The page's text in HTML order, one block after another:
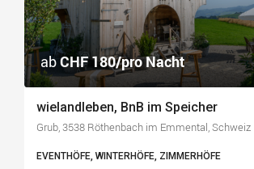
abCHF 180/pro Nacht
wielandleben, BnB im Speicher
Grub, 3538 Röthenbach im Emmental, Schweiz
EVENTHÖFE, WINTERHÖFE, ZIMMERHÖFE